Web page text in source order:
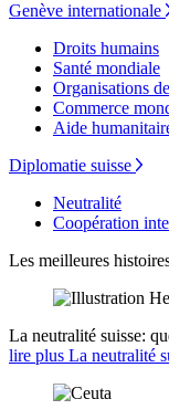
Genève internationale
Droits humains
Santé mondiale
Organisations
Commerce
Aide
Diplomatie suisse
Neutralité
Coopération
Les meilleures
La neutralité suisse:
lire plus La neutralité